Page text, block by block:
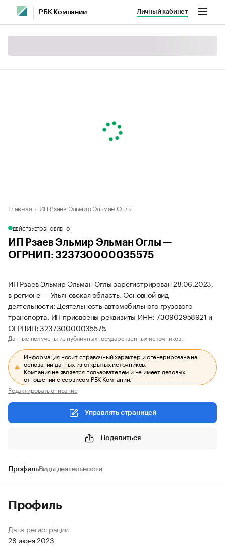
РБК Компании Личный кабинет
Главная ИП Рзаев Эльмир Эльман Оглы
ДЕЙСТВУЕТОБНОВЛЕНО
ИП Рзаев Эльмир Эльман Оглы —
ОГРНИП: 323730000035575
ИП Рзаев Эльмир Эльман Оглы зарегистрирован 28.06.2023,
в регионе — Ульяновская область. Основной вид
деятельности: Деятельность автомобильного грузового
транспорта. ИП присвоены реквизиты ИНН: 730902958921 и
ОГРНИП: 323730000035575.
Данные получены из публичных государственных источников.
Информация носит справочный характер и сгенерирована на
основании данных из открытых источников.
Компания не является пользователем и не имеет деловых
отношений с сервисом РБК Компании.
Редактировать описание
Управлять страницей
Поделиться
ПрофильВиды деятельности
Профиль
Дата регистрации
28 июня 2023